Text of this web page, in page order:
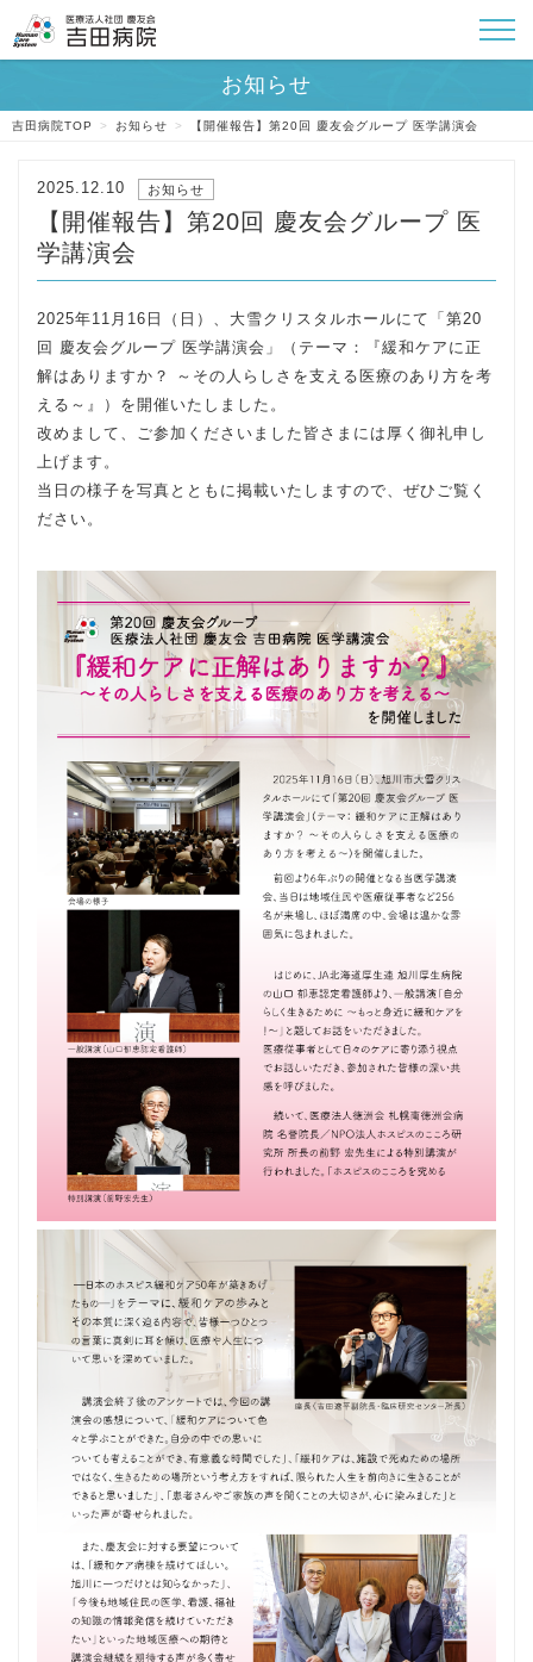
吉田病院TOP > お知らせ > 【開催報告】第20回 慶友会グループ 医学講演会
2025.12.10 お知らせ
【開催報告】第20回 慶友会グループ 医
学講演会
2025年11月16日（日）、大雪クリスタルホールにて「第20
回 慶友会グループ 医学講演会」（テーマ：『緩和ケアに正
解はありますか？ ～その人らしさを支える医療のあり方を考
える～』）を開催いたしました。
改めまして、ご参加くださいました皆さまには厚く御礼申し
上げます。
当日の様子を写真とともに掲載いたしますので、ぜひご覧く
ださい。